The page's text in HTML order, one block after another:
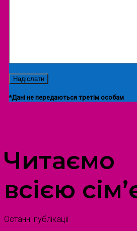
*Дані не передаються третім особам
Читаємо
всією
Останні публікації